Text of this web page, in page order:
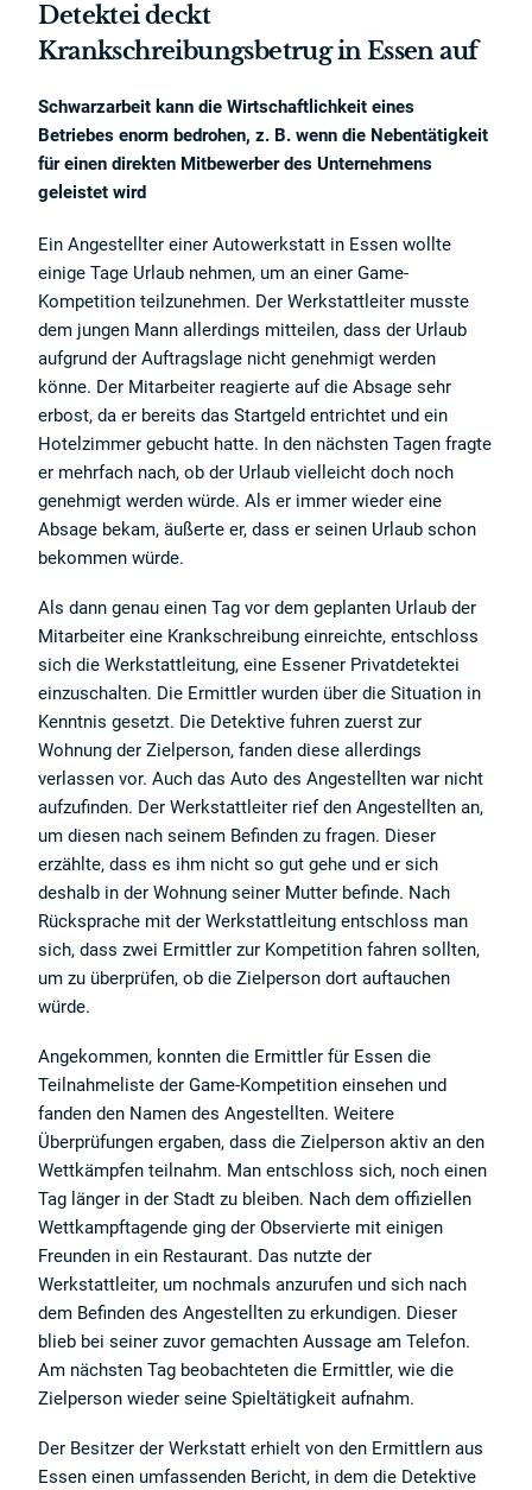
Detektei deckt
Krankschreibungsbetrug in Essen auf
Schwarzarbeit kann die Wirtschaftlichkeit eines
Betriebes enorm bedrohen, z. B. wenn die Nebentätigkeit
für einen direkten Mitbewerber des Unternehmens
geleistet wird
Ein Angestellter einer Autowerkstatt in Essen wollte
einige Tage Urlaub nehmen, um an einer Game-
Kompetition teilzunehmen. Der Werkstattleiter musste
dem jungen Mann allerdings mitteilen, dass der Urlaub
aufgrund der Auftragslage nicht genehmigt werden
könne. Der Mitarbeiter reagierte auf die Absage sehr
erbost, da er bereits das Startgeld entrichtet und ein
Hotelzimmer gebucht hatte. In den nächsten Tagen fragte
er mehrfach nach, ob der Urlaub vielleicht doch noch
genehmigt werden würde. Als er immer wieder eine
Absage bekam, äußerte er, dass er seinen Urlaub schon
bekommen würde.
Als dann genau einen Tag vor dem geplanten Urlaub der
Mitarbeiter eine Krankschreibung einreichte, entschloss
sich die Werkstattleitung, eine Essener Privatdetektei
einzuschalten. Die Ermittler wurden über die Situation in
Kenntnis gesetzt. Die Detektive fuhren zuerst zur
Wohnung der Zielperson, fanden diese allerdings
verlassen vor. Auch das Auto des Angestellten war nicht
aufzufinden. Der Werkstattleiter rief den Angestellten an,
um diesen nach seinem Befinden zu fragen. Dieser
erzählte, dass es ihm nicht so gut gehe und er sich
deshalb in der Wohnung seiner Mutter befinde. Nach
Rücksprache mit der Werkstattleitung entschloss man
sich, dass zwei Ermittler zur Kompetition fahren sollten,
um zu überprüfen, ob die Zielperson dort auftauchen
würde.
Angekommen, konnten die Ermittler für Essen die
Teilnahmeliste der Game-Kompetition einsehen und
fanden den Namen des Angestellten. Weitere
Überprüfungen ergaben, dass die Zielperson aktiv an den
Wettkämpfen teilnahm. Man entschloss sich, noch einen
Tag länger in der Stadt zu bleiben. Nach dem offiziellen
Wettkampftagende ging der Observierte mit einigen
Freunden in ein Restaurant. Das nutzte der
Werkstattleiter, um nochmals anzurufen und sich nach
dem Befinden des Angestellten zu erkundigen. Dieser
blieb bei seiner zuvor gemachten Aussage am Telefon.
Am nächsten Tag beobachteten die Ermittler, wie die
Zielperson wieder seine Spieltätigkeit aufnahm.
Der Besitzer der Werkstatt erhielt von den Ermittlern aus
Essen einen umfassenden Bericht, in dem die Detektive
ENGLISH
Herzlich Willkommen bei der
APEX DETEKTEI
Wir und unsere Partner setzen Cookies und Tracking-Technologien ein.
andere helfen unser Angebot zu verbessern.
Die Verarbeitungszwecke sind: personalisierte Anzeigen mit